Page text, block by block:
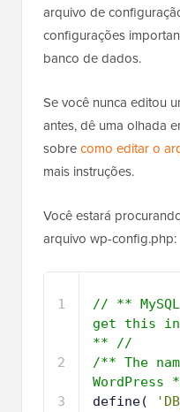
arquivo de
configurações
banco de dados.
Se você nunca editou
antes, dê uma olhada
sobrecomo editar o
mais instruções.
Você estará
arquivo wp-config.php:
1
2
3
// **
get this
** //
/** The
WordPress
define(